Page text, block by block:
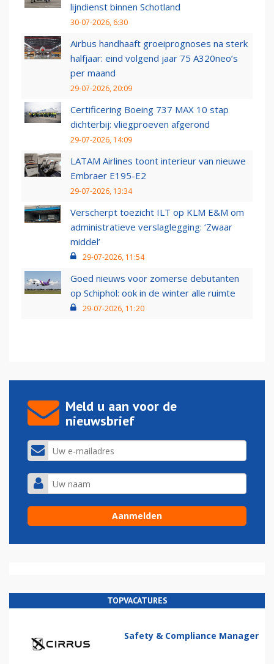
lijndienst binnen Schotland
30-07-2026, 6:30
Airbus handhaaft groeiprognoses na sterk
halfjaar: eind volgend jaar 75 A320neo’s
per maand
29-07-2026, 20:09
Certificering Boeing 737 MAX 10 stap
dichterbij: vliegproeven afgerond
29-07-2026, 14:09
LATAM Airlines toont interieur van nieuwe
Embraer E195-E2
29-07-2026, 13:34
Verscherpt toezicht ILT op KLM E&M om
administratieve verslaglegging: ‘Zwaar
middel’
29-07-2026, 11:54
Goed nieuws voor zomerse debutanten
op Schiphol: ook in de winter alle ruimte
29-07-2026, 11:20
Meld u aan voor de
nieuwsbrief
TOPVACATURES
Safety & Compliance Manager